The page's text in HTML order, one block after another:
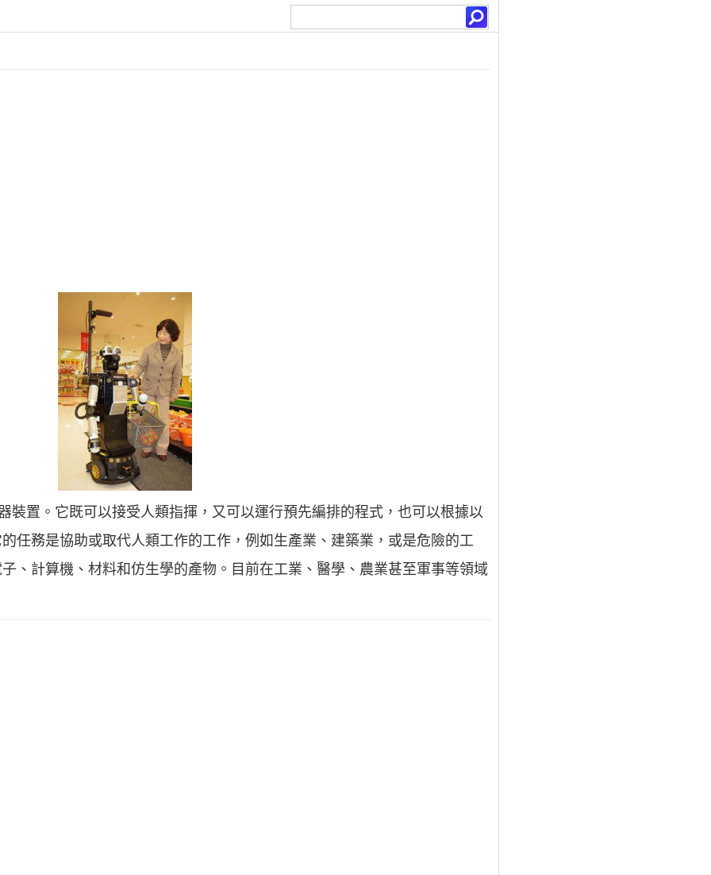
裝置。它既可以接受人類指揮，又可以運行預先編排的程式，也可以根據以
任務是協助或取代人類工作的工作，例如生產業、建築業，或是危險的工
、計算機、材料和仿生學的產物。目前在工業、醫學、農業甚至軍事等領域